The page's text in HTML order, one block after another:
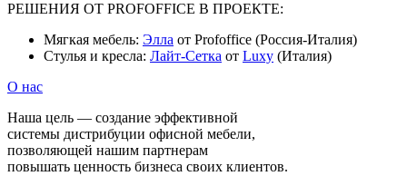
РЕШЕНИЯ ОТ PROFOFFICE В ПРОЕКТЕ:
Мягкая мебель: Элла от Profoffice (Россия-Италия)
Стулья и кресла: Лайт-Сетка от Luxy (Италия)
О нас
Наша цель — создание эффективной
системы дистрибуции офисной мебели,
позволяющей нашим партнерам
повышать ценность бизнеса своих клиентов.